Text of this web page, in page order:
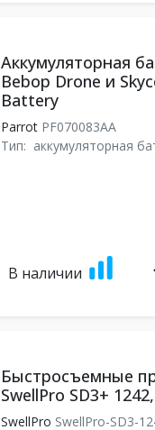
Аккумуляторная
Bebop Drone и
Battery
ParrotPF070083AA
Тип: аккумуляторная
В наличии
Быстросъемные
SwellPro SD3+
SwellPro SwellPro-SD3-